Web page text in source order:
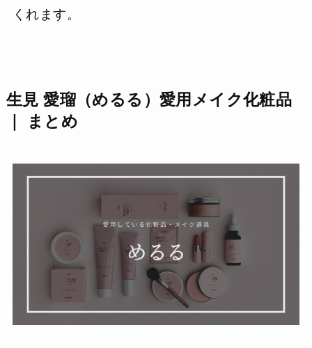
くれます。
生見 愛瑠（めるる）愛用メイク化粧品
｜ まとめ